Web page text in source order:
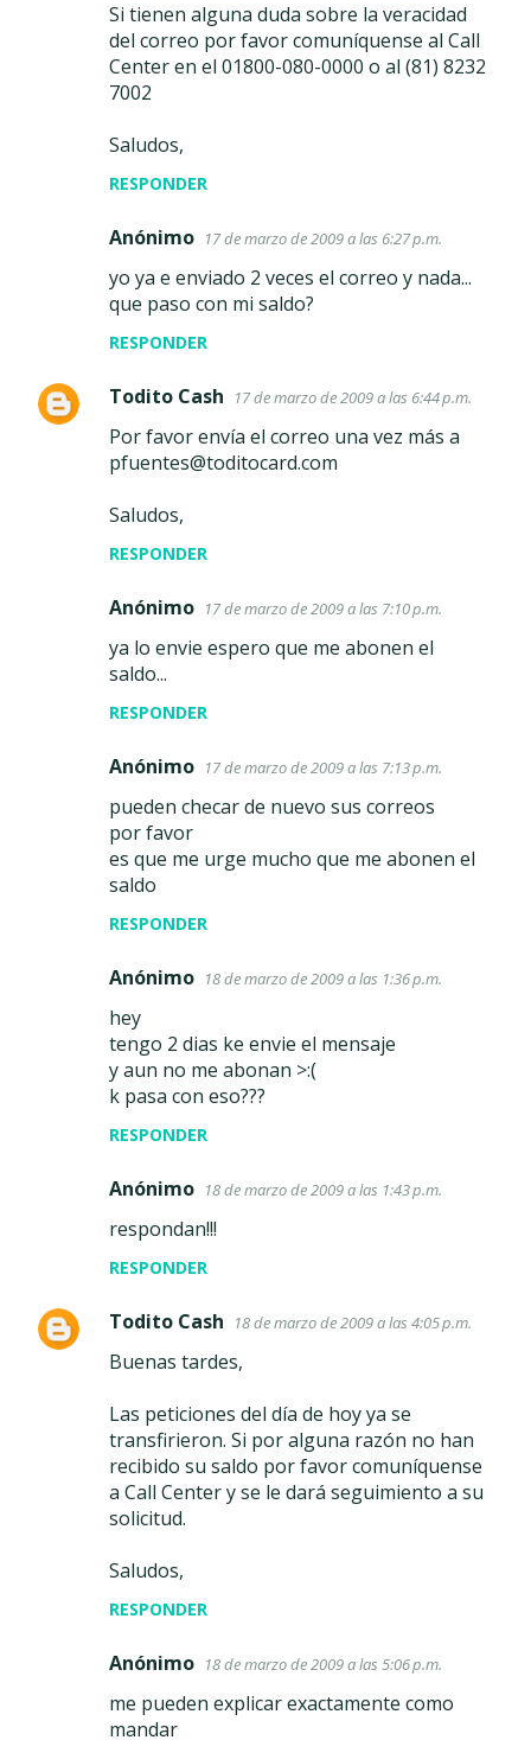
Si tienen alguna duda sobre la veracidad
del correo por favor comuníquense al Call
Center en el 01800-080-0000 o al (81) 8232
7002
Saludos,
RESPONDER
Anónimo 17 de marzo de 2009 a las 6:27 p.m.
yo ya e enviado 2 veces el correo y nada...
que paso con mi saldo?
RESPONDER
Todito Cash 17 de marzo de 2009 a las 6:44 p.m.
Por favor envía el correo una vez más a
pfuentes@toditocard.com
Saludos,
RESPONDER
Anónimo 17 de marzo de 2009 a las 7:10 p.m.
ya lo envie espero que me abonen el
saldo...
RESPONDER
Anónimo 17 de marzo de 2009 a las 7:13 p.m.
pueden checar de nuevo sus correos
por favor
es que me urge mucho que me abonen el
saldo
RESPONDER
Anónimo 18 de marzo de 2009 a las 1:36 p.m.
hey
tengo 2 dias ke envie el mensaje
y aun no me abonan >:(
k pasa con eso???
RESPONDER
Anónimo 18 de marzo de 2009 a las 1:43 p.m.
respondan!!!
RESPONDER
Todito Cash 18 de marzo de 2009 a las 4:05 p.m.
Buenas tardes,
Las peticiones del día de hoy ya se
transfirieron. Si por alguna razón no han
recibido su saldo por favor comuníquense
a Call Center y se le dará seguimiento a su
solicitud.
Saludos,
RESPONDER
Anónimo 18 de marzo de 2009 a las 5:06 p.m.
me pueden explicar exactamente como
mandar